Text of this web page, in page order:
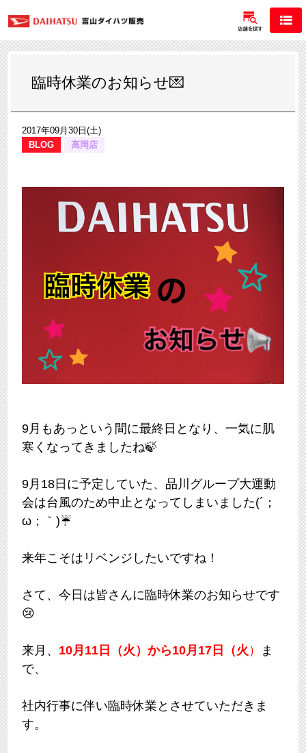
臨時休業のお知らせ💌
2017年09月30日(土)
BLOG
高岡店
9月もあっという間に最終日となり、一気に肌
寒くなってきましたね🍃
9月18日に予定していた、品川グループ大運動
会は台風のため中止となってしまいました(´；
ω；｀)☔
来年こそはリベンジしたいですね！
さて、今日は皆さんに臨時休業のお知らせです
😢
来月、 10月11日（火）から10月17日（火 ）
ま
で、
社内行事に伴い臨時休業とさせていただきま
す。